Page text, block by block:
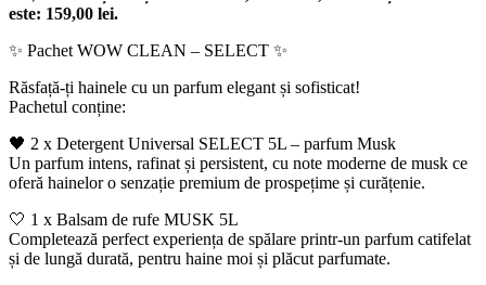
este: 159,00 lei.
✨ Pachet WOW CLEAN – SELECT ✨
Răsfață-ți hainele cu un parfum elegant și sofisticat!
Pachetul conține:
🖤 2 x Detergent Universal SELECT 5L – parfum Musk
Un parfum intens, rafinat și persistent, cu note moderne de musk ce
oferă hainelor o senzație premium de prospețime și curățenie.
🤍 1 x Balsam de rufe MUSK 5L
Completează perfect experiența de spălare printr-un parfum catifelat
și de lungă durată, pentru haine moi și plăcut parfumate.